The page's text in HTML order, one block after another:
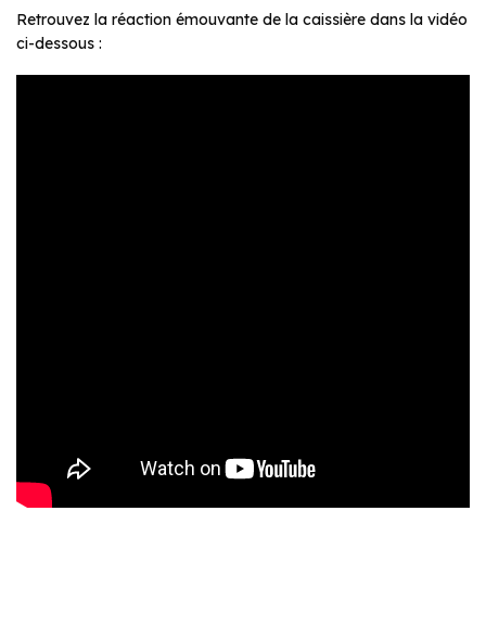
Retrouvez la réaction émouvante de la caissière dans la vidéo
ci-dessous :